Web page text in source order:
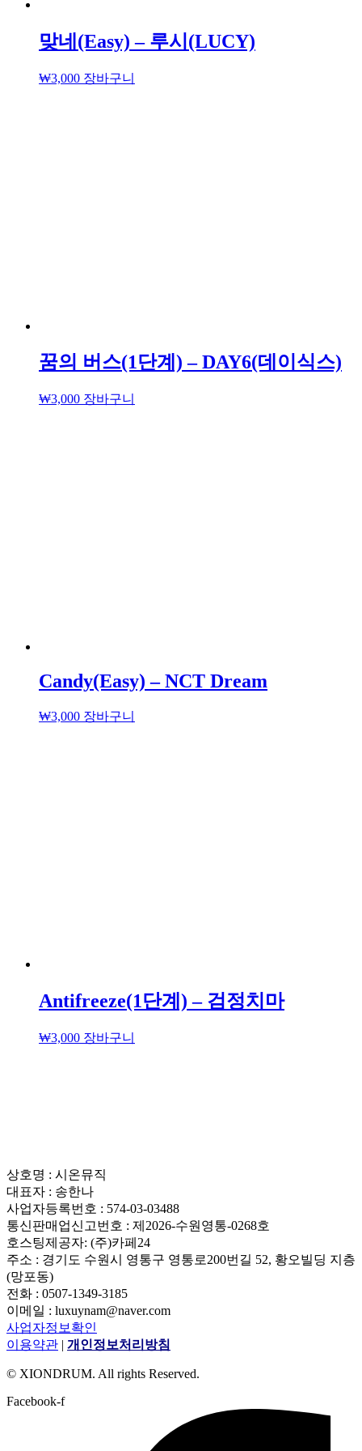
맞네(Easy) – 루시(LUCY)
₩3,000 장바구니
꿈의 버스(1단계) – DAY6(데이식스)
₩3,000 장바구니
Candy(Easy) – NCT Dream
₩3,000 장바구니
Antifreeze(1단계) – 검정치마
₩3,000 장바구니
상호명 : 시온뮤직
대표자 : 송한나
사업자등록번호 : 574-03-03488
통신판매업신고번호 : 제2026-수원영통-0268호
호스팅제공자: (주)카페24
주소 : 경기도 수원시 영통구 영통로200번길 52, 황오빌딩 지층
(망포동)
전화 : 0507-1349-3185
이메일 : luxuynam@naver.com
사업자정보확인
이용약관 | 개인정보처리방침
© XIONDRUM. All rights Reserved.
Facebook-f